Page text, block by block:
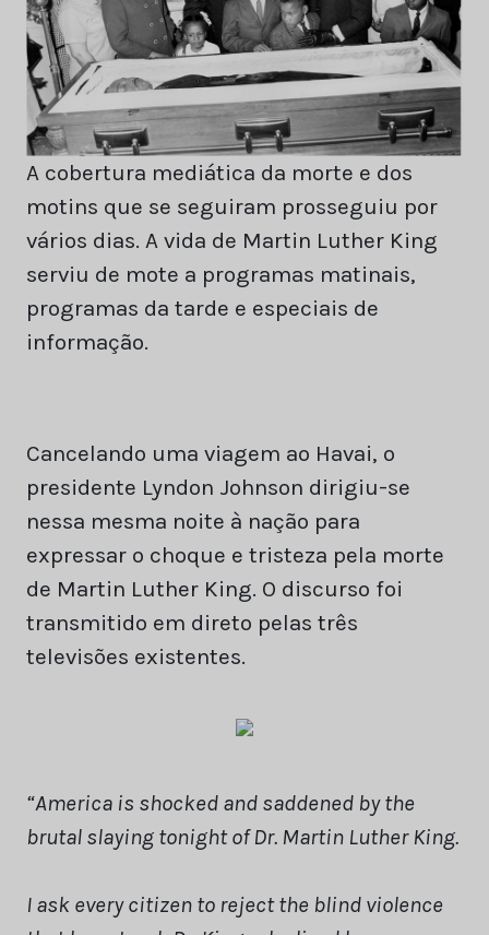
A cobertura mediática da morte e dos
motins que se seguiram prosseguiu por
vários dias. A vida de Martin Luther King
serviu de mote a programas matinais,
programas da tarde e especiais de
informação.
Cancelando uma viagem ao Havai, o
presidente Lyndon Johnson dirigiu-se
nessa mesma noite à nação para
expressar o choque e tristeza pela morte
de Martin Luther King. O discurso foi
transmitido em direto pelas três
televisões existentes.
“America is shocked and saddened by the
brutal slaying tonight of Dr. Martin Luther King.
I ask every citizen to reject the blind violence